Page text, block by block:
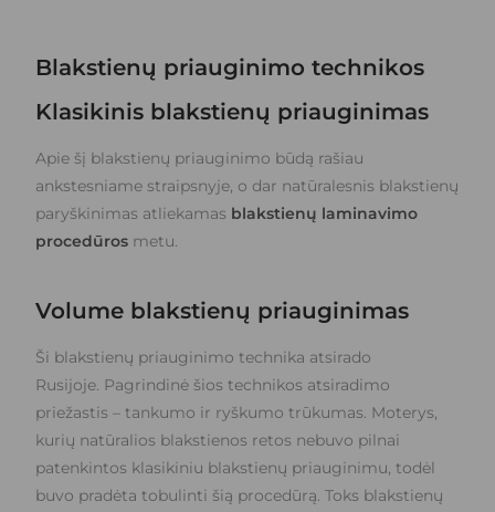
Blakstienų priauginimo technikos
Klasikinis blakstienų priauginimas
Apie šį blakstienų priauginimo būdą rašiau
ankstesniame straipsnyje, o dar natūralesnis blakstienų
paryškinimas atliekamas blakstienų laminavimo
procedūros metu.
Volume blakstienų priauginimas
Ši blakstienų priauginimo technika atsirado
Rusijoje. Pagrindinė šios technikos atsiradimo
priežastis – tankumo ir ryškumo trūkumas. Moterys,
kurių natūralios blakstienos retos nebuvo pilnai
patenkintos klasikiniu blakstienų priauginimu, todėl
buvo pradėta tobulinti šią procedūrą. Toks blakstienų